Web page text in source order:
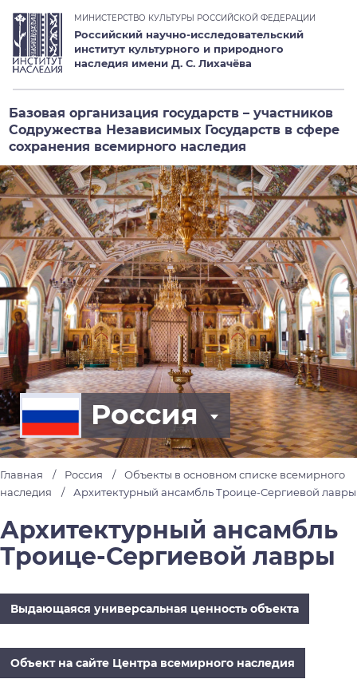
МИНИСТЕРСТВО КУЛЬТУРЫ РОССИЙСКОЙ ФЕДЕРАЦИИ
Российский научно-исследовательский
институт культурного и природного
наследия имени Д. С. Лихачёва
Базовая организация государств – участников
Содружества Независимых Государств в сфере
сохранения всемирного наследия
Россия
Главная Россия
Объекты в основном списке всемирного
наследия
Архитектурный ансамбль Троице-Сергиевой лавры
Архитектурный ансамбль
Троице-Сергиевой лавры
Выдающаяся универсальная ценность объекта
Объект на сайте Центра всемирного наследия